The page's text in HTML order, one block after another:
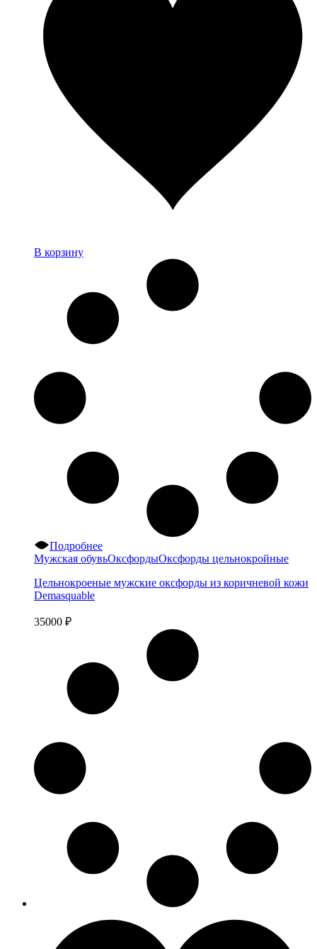
В корзину
Подробнее
Мужская обувьОксфордыОксфорды цельнокройные
Цельнокроеные мужские оксфорды из коричневой кожи
Demasquable
35000 ₽